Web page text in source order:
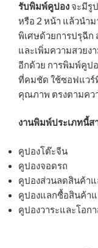
รับพิมพ์คูปอง จะมีรู
หรือ 2 หน้า แล้วนำ
พิเศษด้วยการปรุฉีก
และเพิ่มความสวยง
อีกด้วย การพิมพ์คูป
ที่คมชัด ใช้ซอฟแวร์
คุณภาพ ตรงตามคว
งานพิมพ์ประเภทนี้ส
คูปองโต๊ะจีน
คูปองจอดรถ
คูปองส่วนลดสินค้าแ
คูปองแลกซื้อสินค้า
คูปองวาระและโอก